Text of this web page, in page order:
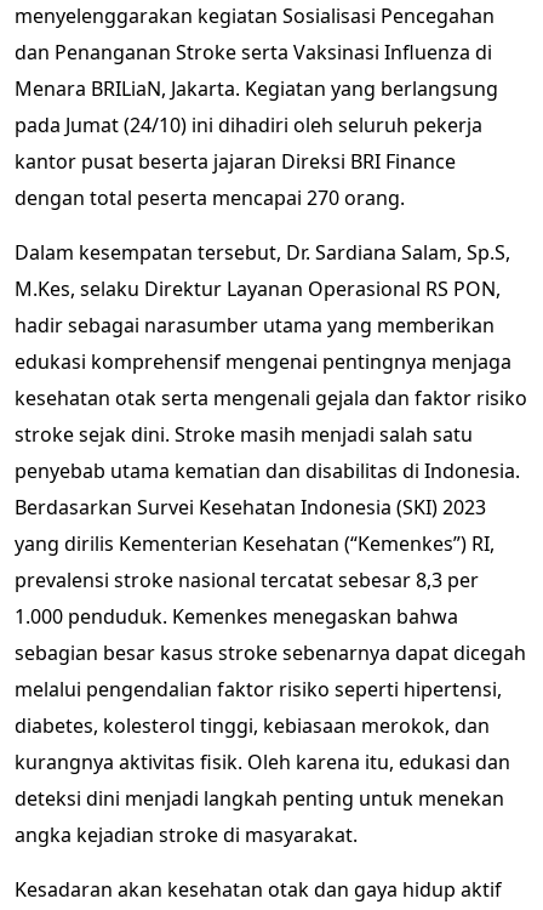
menyelenggarakan kegiatan Sosialisasi Pencegahan
dan Penanganan Stroke serta Vaksinasi Influenza di
Menara BRILiaN, Jakarta. Kegiatan yang berlangsung
pada Jumat (24/10) ini dihadiri oleh seluruh pekerja
kantor pusat beserta jajaran Direksi BRI Finance
dengan total peserta mencapai 270 orang.
Dalam kesempatan tersebut, Dr. Sardiana Salam, Sp.S,
M.Kes, selaku Direktur Layanan Operasional RS PON,
hadir sebagai narasumber utama yang memberikan
edukasi komprehensif mengenai pentingnya menjaga
kesehatan otak serta mengenali gejala dan faktor risiko
stroke sejak dini. Stroke masih menjadi salah satu
penyebab utama kematian dan disabilitas di Indonesia.
Berdasarkan Survei Kesehatan Indonesia (SKI) 2023
yang dirilis Kementerian Kesehatan (“Kemenkes”) RI,
prevalensi stroke nasional tercatat sebesar 8,3 per
1.000 penduduk. Kemenkes menegaskan bahwa
sebagian besar kasus stroke sebenarnya dapat dicegah
melalui pengendalian faktor risiko seperti hipertensi,
diabetes, kolesterol tinggi, kebiasaan merokok, dan
kurangnya aktivitas fisik. Oleh karena itu, edukasi dan
deteksi dini menjadi langkah penting untuk menekan
angka kejadian stroke di masyarakat.
Kesadaran akan kesehatan otak dan gaya hidup aktif